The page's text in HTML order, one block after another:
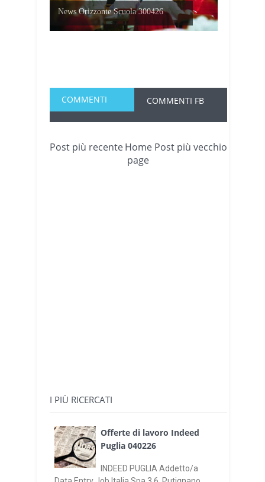
News Orizzonte Scuola 300426
COMMENTI COMMENTI FB
Post più recente Post più vecchio
Home
page
I PIÙ RICERCATI
Offerte di lavoro Indeed
Puglia 040226
INDEED PUGLIA Addetto/a